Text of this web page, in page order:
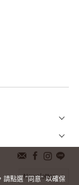
請點選 "同意" 以確保
Newsletter